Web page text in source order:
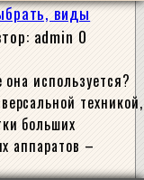
виды
admin 0
используется?
техникой,
больших
аппаратов –